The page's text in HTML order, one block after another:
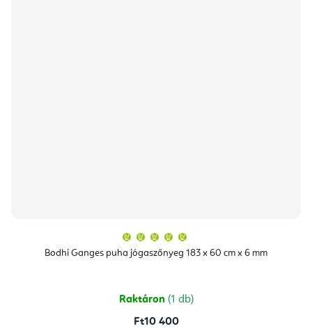
Bodhi Ganges puha jógaszőnyeg 183 x 60 cm x 6 mm
átlagos
értékelése
csillag.
Raktáron (1 db)
Ft10 400